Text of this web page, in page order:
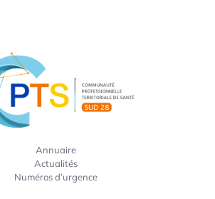
Annuaire
Actualités
Numéros d’urgence